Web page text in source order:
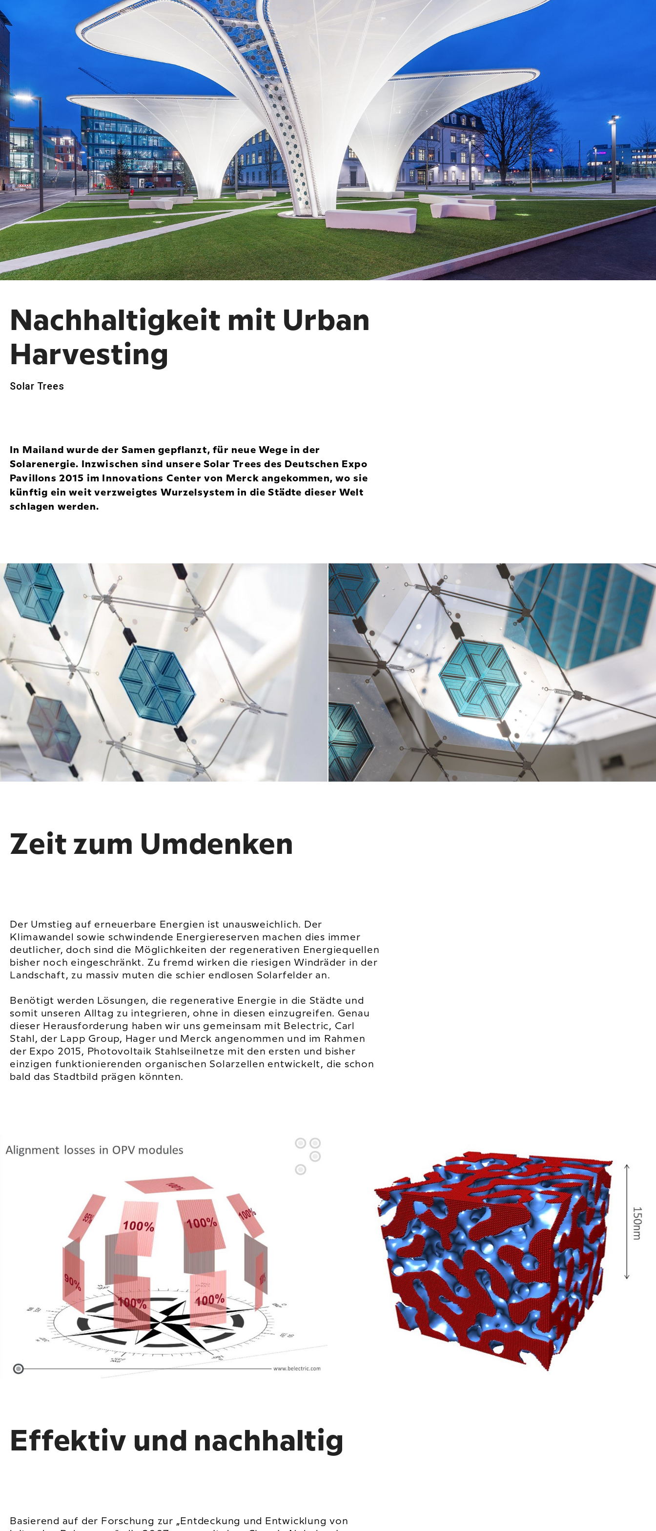
Nachhaltig­keit mit Urban
Harvesting
Solar Trees
In Mailand wurde der Samen gepflanzt, für neue Wege in der
Solarenergie. Inzwischen sind unsere Solar Trees des Deutschen Expo
Pavillons 2015 im Innovations Center von Merck angekommen, wo sie
künftig ein weit verzweigtes Wurzelsystem in die Städte dieser Welt
schlagen werden.
Zeit zum Umdenken
Der Umstieg auf erneuerbare Energien ist unausweichlich. Der
Klimawandel sowie schwindende Energiereserven machen dies immer
deutlicher, doch sind die Möglichkeiten der regenerativen Energiequellen
bisher noch eingeschränkt. Zu fremd wirken die riesigen Windräder in der
Landschaft, zu massiv muten die schier endlosen Solarfelder an.
Benötigt werden Lösungen, die regenerative Energie in die Städte und
somit unseren Alltag zu integrieren, ohne in diesen einzugreifen. Genau
dieser Herausforderung haben wir uns gemeinsam mit Belectric, Carl
Stahl, der Lapp Group, Hager und Merck angenommen und im Rahmen
der Expo 2015, Photovoltaik Stahlseilnetze mit den ersten und bisher
einzigen funktionierenden organischen Solarzellen entwickelt, die schon
bald das Stadtbild prägen könnten.
Effektiv und nachhaltig
Basierend auf der Forschung zur „Entdeckung und Entwicklung von